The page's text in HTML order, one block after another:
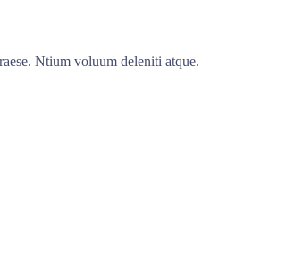
Ntium voluum deleniti atque.